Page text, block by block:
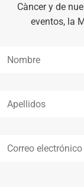
Càncer y de
eventos, la